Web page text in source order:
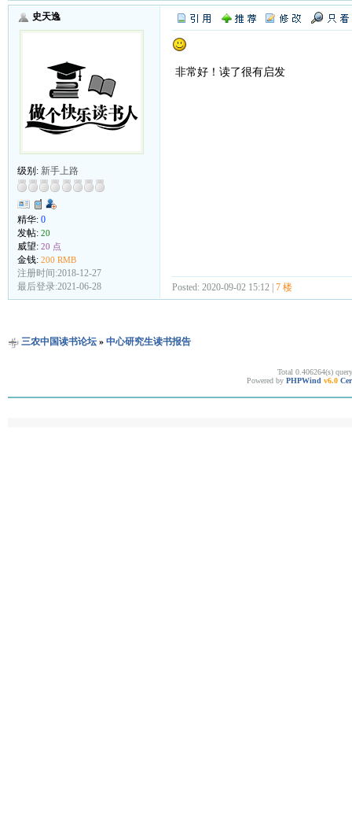
史天逸
级别: 新手上路
精华: 0
发帖: 20
威望: 20 点
金钱: 200 RMB
注册时间:2018-12-27
最后登录:2021-06-28
非常好！读了很有启发
Posted: 2020-09-02 15:12 | 7 楼
三农中国读书论坛» 中心研究生读书报告
Total 0.406264(s)
Powered by PHPWind v6.0